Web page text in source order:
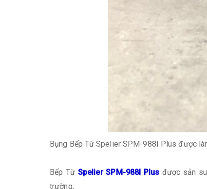
Bụng Bếp Từ Spelier SPM-988I Plus được
Bếp Từ Spelier SPM-988I Plusđược sản
trường,